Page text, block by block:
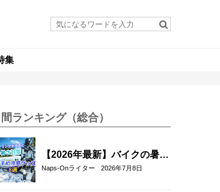
集
ランキング（総合）
【2026年最新】バイクの暑さ
対策・冷感グッズおすすめ8
Naps-Onライター 2026年7月8日